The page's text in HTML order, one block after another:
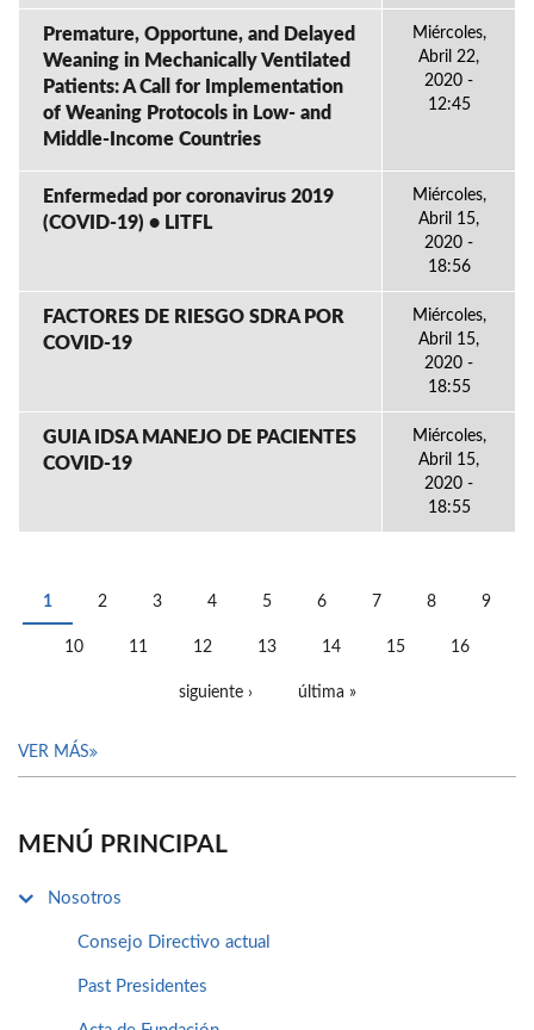
Premature, Opportune, and Delayed
Weaning in Mechanically Ventilated
Patients: A Call for Implementation
of Weaning Protocols in Low- and
Middle-Income Countries
Miércoles,
Abril 22,
2020 -
12:45
Enfermedad por coronavirus 2019
(COVID-19) • LITFL
Miércoles,
Abril 15,
2020 -
18:56
FACTORES DE RIESGO SDRA POR
COVID-19
Miércoles,
Abril 15,
2020 -
18:55
GUIA IDSA MANEJO DE PACIENTES
COVID-19
Miércoles,
Abril 15,
2020 -
18:55
PÁGINAS
1 2 3 4 5 6 7 8 9
10 11 12 13 14 15 16
siguiente › última »
VER MÁS
MENÚ PRINCIPAL
Nosotros
Consejo Directivo actual
Past Presidentes